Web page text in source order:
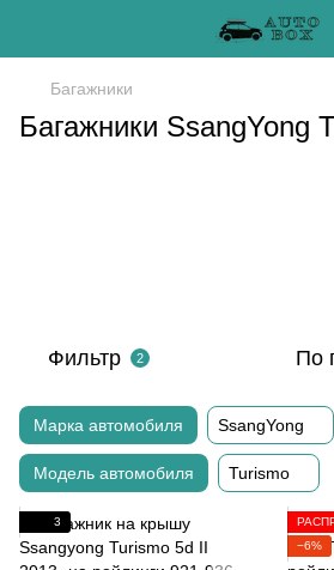
Багажники
Багажники SsangYong
Фильтр 2 По
Марка автомобиля SsangYong
Модель автомобиля Turismo
3
−6%